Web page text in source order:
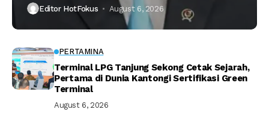
Editor HotFokus August 6, 2026
PERTAMINA
Terminal LPG Tanjung Sekong Cetak Sejarah,
Pertama di Dunia Kantongi Sertifikasi Green
Terminal
August 6, 2026